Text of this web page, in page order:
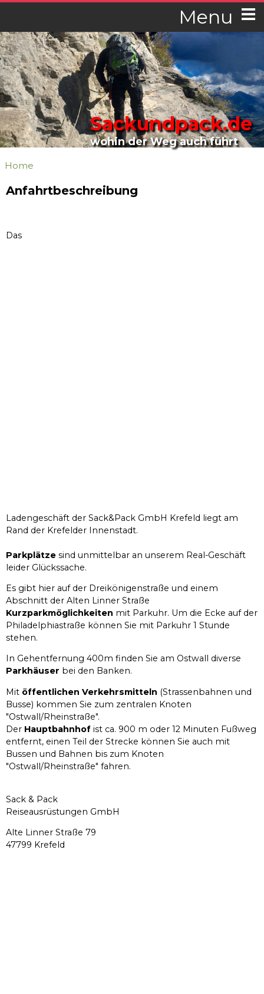
Menu
Sackundpack.de
wohin der Weg auch führt
Home
Anfahrtbeschreibung
Das
Ladengeschäft der Sack&Pack GmbH Krefeld liegt am
Rand der Krefelder Innenstadt.
Parkplätze sind unmittelbar an unserem Real-Geschäft
leider Glückssache.
Es gibt hier auf der Dreikönigenstraße und einem
Abschnitt der Alten Linner Straße
Kurzparkmöglichkeiten mit Parkuhr. Um die Ecke auf der
Philadelphiastraße können Sie mit Parkuhr 1 Stunde
stehen.
In Gehentfernung 400m finden Sie am Ostwall diverse
Parkhäuser bei den Banken.
Mit öffentlichen Verkehrsmitteln (Strassenbahnen und
Busse) kommen Sie zum zentralen Knoten
"Ostwall/Rheinstraße".
Der Hauptbahnhof ist ca. 900 m oder 12 Minuten Fußweg
entfernt, einen Teil der Strecke können Sie auch mit
Bussen und Bahnen bis zum Knoten
"Ostwall/Rheinstraße" fahren.
Sack & Pack
Reiseausrüstungen GmbH
Alte Linner Straße 79
47799 Krefeld